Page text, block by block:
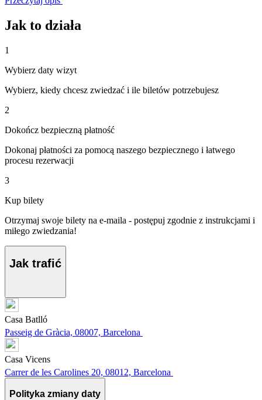
Jak to działa
1
Wybierz daty wizyt
Wybierz, kiedy chcesz zwiedzać i ile biletów potrzebujesz
2
Dokończ bezpieczną płatność
Dokonaj płatności za pomocą naszego bezpiecznego i łatwego
procesu rezerwacji
3
Kup bilety
Otrzymaj swoje bilety na e-maila - postępuj zgodnie z instrukcjami i
miłego zwiedzania!
Jak trafić
Casa Batlló
Passeig de Gràcia, 08007, Barcelona
Casa Vicens
Carrer de les Carolines 20, 08012, Barcelona
Polityka zmiany daty